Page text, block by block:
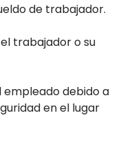
de trabajador.
trabajador o su
empleado debido a
en el lugar